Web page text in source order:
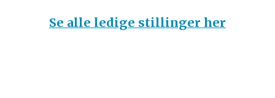
Se alle ledige stillinger her